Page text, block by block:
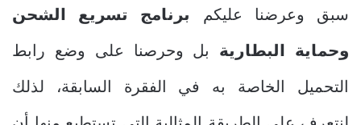
سبق وعرضنا عليكم برنامج تسريع الشحن
وحماية البطارية بل وحرصنا على وضع رابط
التحميل الخاصة به في الفقرة السابقة، لذلك